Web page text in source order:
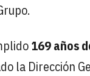
169 años
la Dirección